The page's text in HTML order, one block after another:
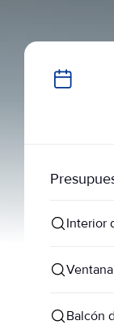
Interior
Balcón